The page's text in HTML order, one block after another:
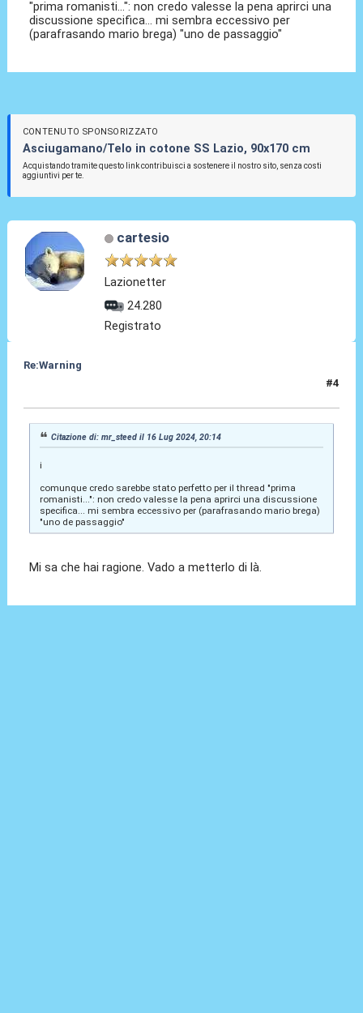
"prima romanisti...": non credo valesse la pena aprirci una
discussione specifica... mi sembra eccessivo per
(parafrasando mario brega) "uno de passaggio"
CONTENUTO SPONSORIZZATO
Asciugamano/Telo in cotone SS Lazio, 90x170 cm
Acquistando tramite questo link contribuisci a sostenere il nostro sito, senza costi
aggiuntivi per te.
cartesio
Lazionetter
24.280
Registrato
Re:Warning
#4
Citazione di: mr_steed il 16 Lug 2024, 20:14
i
comunque credo sarebbe stato perfetto per il thread "prima
romanisti...": non credo valesse la pena aprirci una discussione
specifica... mi sembra eccessivo per (parafrasando mario brega)
"uno de passaggio"
Mi sa che hai ragione. Vado a metterlo di là.